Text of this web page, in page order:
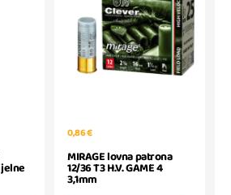
0,86 €
MIRAGE lovna patrona
12/36 T3 H.V. GAME 4
3,1mm